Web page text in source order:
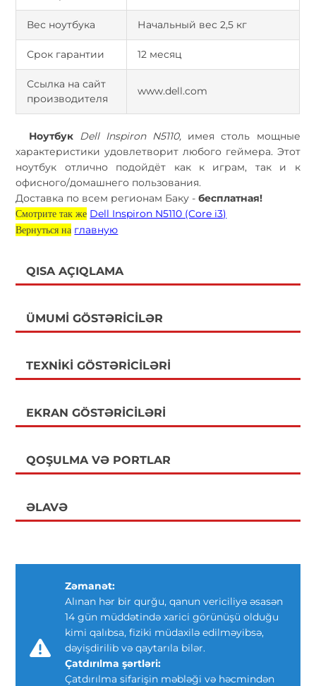
Вес ноутбука Начальный вес 2,5 кг
Срок гарантии 12 месяц
Ссылка на сайт
производителя
www.dell.com
Ноутбук Dell Inspiron N5110, имея столь мощные
характеристики удовлетворит любого геймера. Этот
ноутбук отлично подойдёт как к играм, так и к
офисного/домашнего пользования.
Доставка по всем регионам Баку -бесплатная!
Смотрите так же Dell Inspiron N5110 (Core i3)
Вернуться на главную
QISA AÇIQLAMA
ÜMUMI GÖSTƏRICILƏR
TEXNIKI GÖSTƏRICILƏRI
EKRAN GÖSTƏRICILƏRI
QOŞULMA VƏ PORTLAR
ƏLAVƏ
Zəmanət:
Alınan hər bir qurğu, qanun vericiliyə əsasən
14 gün müddətində xarici görünüşü olduğu
kimi qalıbsa, fiziki müdaxilə edilməyibsə,
dəyişdirilib və qaytarıla bilər.
Çatdırılma şərtləri:
Çatdırılma sifarişin məbləği və həcmindən